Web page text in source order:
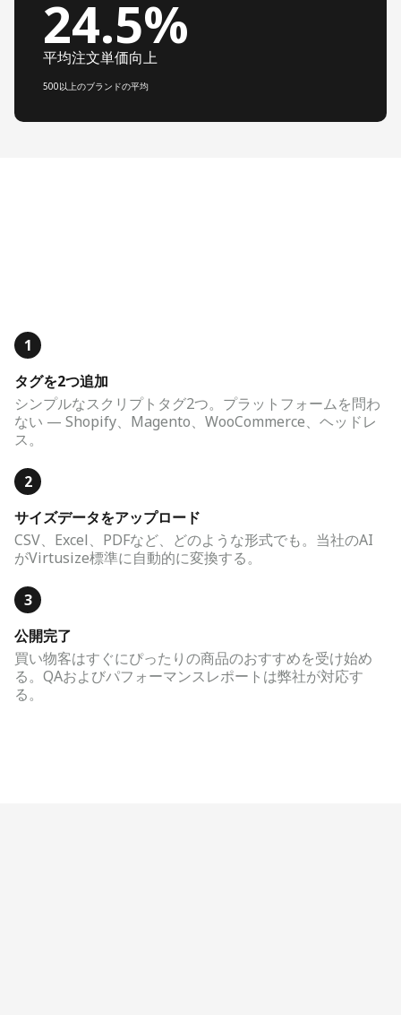
24.5%
平均注文単価向上
500以上のブランドの平均
1
タグを2つ追加
シンプルなスクリプトタグ2つ。プラットフォームを問わ
ない — Shopify、Magento、WooCommerce、ヘッドレ
ス。
2
サイズデータをアップロード
CSV、Excel、PDFなど、どのような形式でも。当社のAI
がVirtusize標準に自動的に変換する。
3
公開完了
買い物客はすぐにぴったりの商品のおすすめを受け始め
る。QAおよびパフォーマンスレポートは弊社が対応す
る。